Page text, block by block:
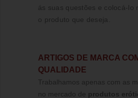
ás suas questões e colocá-lo
o produto que deseja.
ARTIGOS DE MARCA
QUALIDADE
Trabalhamos apenas com as
no mercado de produtos